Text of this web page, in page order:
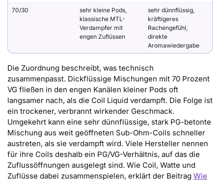
70/30
sehr kleine Pods,
klassische MTL-
Verdampfer mit
engen Zuflüssen
sehr dünnflüssig,
kräftigeres
Rachengefühl,
direkte
Aromawiedergabe
Die Zuordnung beschreibt, was technisch
zusammenpasst. Dickflüssige Mischungen mit 70 Prozent
VG fließen in den engen Kanälen kleiner Pods oft
langsamer nach, als die Coil Liquid verdampft. Die Folge ist
ein trockener, verbrannt wirkender Geschmack.
Umgekehrt kann eine sehr dünnflüssige, stark PG-betonte
Mischung aus weit geöffneten Sub-Ohm-Coils schneller
austreten, als sie verdampft wird. Viele Hersteller nennen
für ihre Coils deshalb ein PG/VG-Verhältnis, auf das die
Zuflussöffnungen ausgelegt sind. Wie Coil, Watte und
Zuflüsse dabei zusammenspielen, erklärt der Beitrag Wie